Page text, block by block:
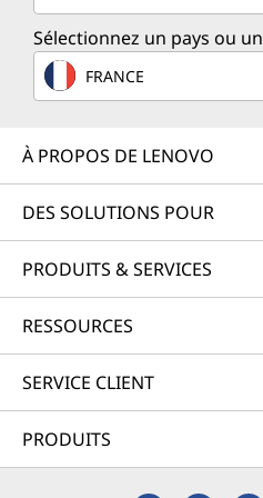
Sélectionnez un pays ou
FRANCE
À PROPOS DE LENOVO
DES SOLUTIONS POUR
PRODUITS & SERVICES
RESSOURCES
SERVICE CLIENT
PRODUITS